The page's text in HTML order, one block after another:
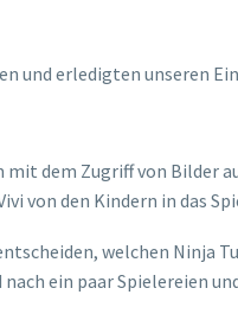
und erledigten unseren
mit dem Zugriff von Bilder
von den Kindern in das
welchen Ninja
ein paar Spielereien